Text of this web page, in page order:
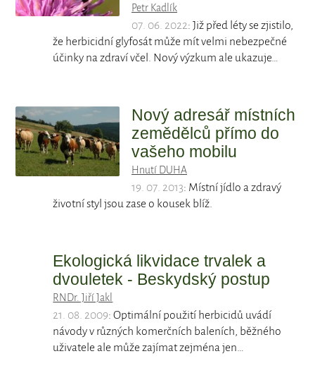
Petr Kadlík
07. 06. 2022: Již před léty se zjistilo,
že herbicidní glyfosát může mít velmi nebezpečné
účinky na zdraví včel. Nový výzkum ale ukazuje…
Nový adresář místních
zemědělců přímo do
vašeho mobilu
Hnutí DUHA
19. 07. 2013: Místní jídlo a zdravý
životní styl jsou zase o kousek blíž.
Ekologická likvidace trvalek a
dvouletek - Beskydský postup
RNDr. Jiří Jakl
21. 08. 2009: Optimální použití herbicidů uvádí
návody v různých komerčních baleních, běžného
uživatele ale může zajímat zejména jen…